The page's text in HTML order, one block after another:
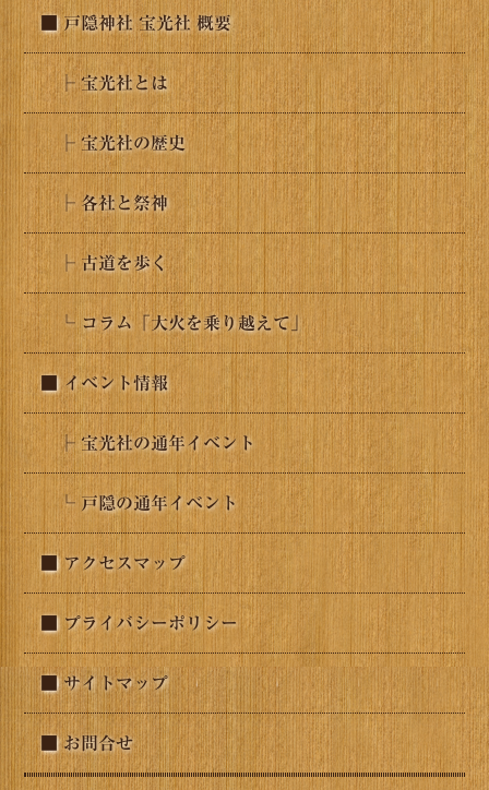
■ 戸隠神社 宝光社 概要
├ 宝光社とは
├ 宝光社の歴史
├ 各社と祭神
├ 古道を歩く
└ コラム「大火を乗り越えて」
■ イベント情報
├ 宝光社の通年イベント
└ 戸隠の通年イベント
■ アクセスマップ
■ プライバシーポリシー
■ サイトマップ
■ お問合せ